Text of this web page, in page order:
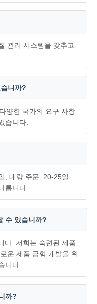
관리 시스템을 갖추고
니까?
양한 국가의 요구 사항
습니다.
; 대량 주문: 20-25일.
릅니다.
수 있습니까?
다. 저희는 숙련된 제품
운 제품 금형 개발을 위
니다.
까?